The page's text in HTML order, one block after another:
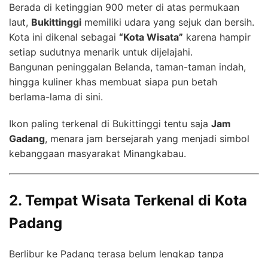
Berada di ketinggian 900 meter di atas permukaan
laut, Bukittinggi memiliki udara yang sejuk dan bersih.
Kota ini dikenal sebagai “Kota Wisata” karena hampir
setiap sudutnya menarik untuk dijelajahi.
Bangunan peninggalan Belanda, taman-taman indah,
hingga kuliner khas membuat siapa pun betah
berlama-lama di sini.
Ikon paling terkenal di Bukittinggi tentu saja Jam
Gadang, menara jam bersejarah yang menjadi simbol
kebanggaan masyarakat Minangkabau.
2. Tempat Wisata Terkenal di Kota
Padang
Berlibur ke Padang terasa belum lengkap tanpa